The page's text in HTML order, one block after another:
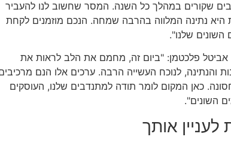
שקורים במהלך כל השנה. המסר שחשוב לנו להעביר
היא נתינה המלווה בהרבה שמחה. הנכם מוזמנים לקחת
השונים שלנו".
אביטל פלכטמן: "ביום זה, מחמם את הלב לראות את
והנתינה, לנוכח העשייה הרבה. ערכים אלו הנם
כאן המקום לומר תודה למתנדבים שלנו, העוסקים
השונים".
לעניין אותך